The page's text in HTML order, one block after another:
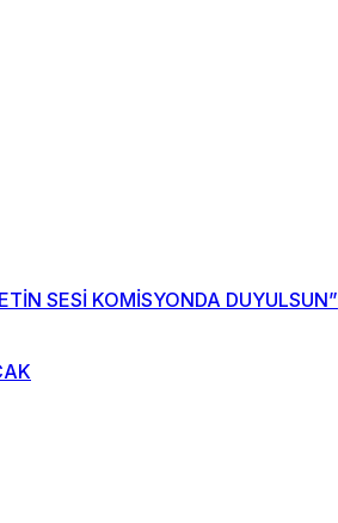
SESİ KOMİSYONDA DUYULSUN”